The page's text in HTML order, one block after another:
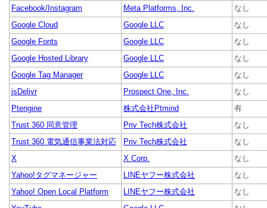
Facebook/Instagram Meta Platforms, Inc.
なし
Google Cloud
Google LLC
なし
Google Fonts
Google LLC
なし
Google Hosted Library
Google LLC
なし
Google Tag Manager
Google LLC
なし
jsDelivr
Prospect One, Inc.
なし
Ptengine
株式会社Ptmind
有
Trust 360 同意管理
Priv Tech株式会社
なし
Trust 360 電気通信事業法対応
Priv Tech株式会社
なし
X
X Corp.
なし
Yahoo!タグマネージャー
LINEヤフー株式会社
なし
Yahoo! Open Local Platform
LINEヤフー株式会社
なし